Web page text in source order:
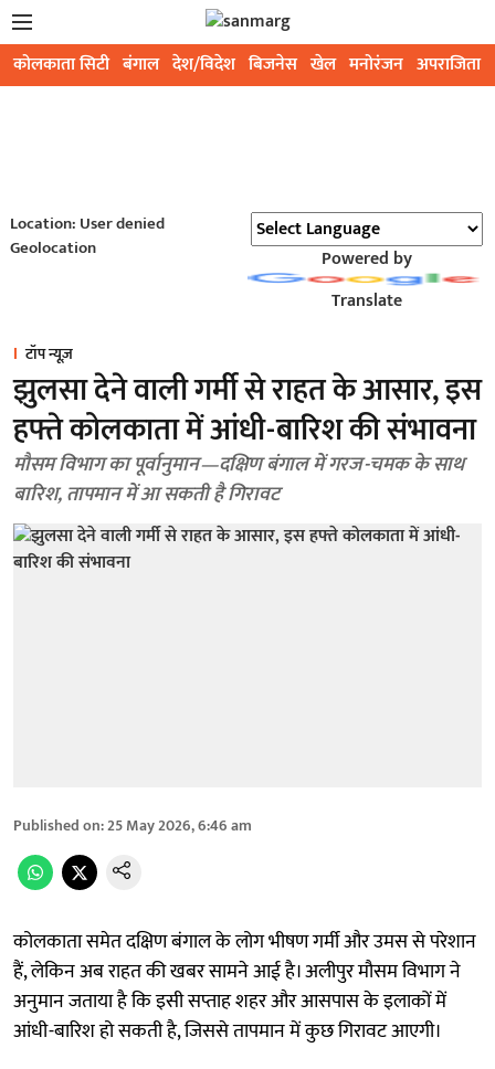
कोलकाता सिटी बंगाल देश/विदेश बिजनेस खेल मनोरंजन अपराजिता
Location: User denied
Geolocation
Powered by
Translate
टॉप न्यूज़
झुलसा देने वाली गर्मी से राहत के आसार, इस
हफ्ते कोलकाता में आंधी-बारिश की संभावना
मौसम विभाग का पूर्वानुमान—दक्षिण बंगाल में गरज-चमक के साथ
बारिश, तापमान में आ सकती है गिरावट
Published on:25 May 2026, 6:46 am
कोलकाता समेत दक्षिण बंगाल के लोग भीषण गर्मी और उमस से परेशान
हैं, लेकिन अब राहत की खबर सामने आई है। अलीपुर मौसम विभाग ने
अनुमान जताया है कि इसी सप्ताह शहर और आसपास के इलाकों में
आंधी-बारिश हो सकती है, जिससे तापमान में कुछ गिरावट आएगी।